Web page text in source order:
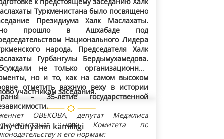
Туркменистана было посвящено
Президиума Халк Маслахаты.
прошло в Ашхабаде под
Национального Лидера
народа, Председателя Халк
Гурбангулы Бердымухамедова.
не только организационные
но и то, как на самом высоком
отметить важную веху в истории
– 35-летие государственной
участникам заседания.
ОВЕКОВА, депутат Меджлиса
член Комитета по
и его нормам:
dünýäniň kämilligi